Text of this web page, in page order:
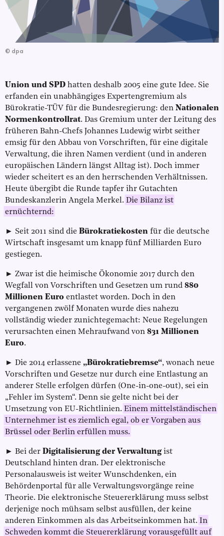
© dpa
Union und SPD hatten deshalb 2005 eine gute Idee. Sie
erfanden ein unabhängiges Expertengremium als
Bürokratie-TÜV für die Bundesregierung: den Nationalen
Normenkontrollrat. Das Gremium unter der Leitung des
früheren Bahn-Chefs Johannes Ludewig wirbt seither
emsig für den Abbau von Vorschriften, für eine digitale
Verwaltung, die ihren Namen verdient (und in anderen
europäischen Ländern längst Alltag ist). Doch immer
wieder scheitert es an den herrschenden Verhältnissen.
Heute übergibt die Runde tapfer ihr Gutachten
Bundeskanzlerin Angela Merkel. Die Bilanz ist
ernüchternd:
► Seit 2011 sind die Bürokratiekosten für die deutsche
Wirtschaft insgesamt um knapp fünf Milliarden Euro
gestiegen.
► Zwar ist die heimische Ökonomie 2017 durch den
Wegfall von Vorschriften und Gesetzen um rund 880
Millionen Euro entlastet worden. Doch in den
vergangenen zwölf Monaten wurde dies nahezu
vollständig wieder zunichtegemacht: Neue Regelungen
verursachten einen Mehraufwand von 831 Millionen
Euro.
► Die 2014 erlassene „Bürokratiebremse“, wonach neue
Vorschriften und Gesetze nur durch eine Entlastung an
anderer Stelle erfolgen dürfen (One-in-one-out), sei ein
„Fehler im System“. Denn sie gelte nicht bei der
Umsetzung von EU-Richtlinien. Einem mittelständischen
Unternehmer ist es ziemlich egal, ob er Vorgaben aus
Brüssel oder Berlin erfüllen muss.
► Bei der Digitalisierung der Verwaltungist
Deutschland hinten dran. Der elektronische
Personalausweis ist weiter Wunschdenken, ein
Behördenportal für alle Verwaltungsvorgänge reine
Theorie. Die elektronische Steuererklärung muss selbst
derjenige noch mühsam selbst ausfüllen, der keine
anderen Einkommen als das Arbeitseinkommen hat. In
Schweden kommt die Steuererklärung vorausgefüllt auf